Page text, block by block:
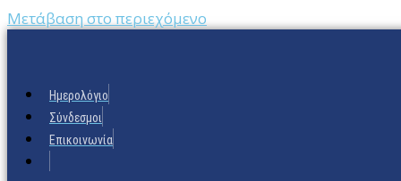
Μετάβαση στο περιεχόμενο
Ημερολόγιο
Σύνδεσμοι
Επικοινωνία